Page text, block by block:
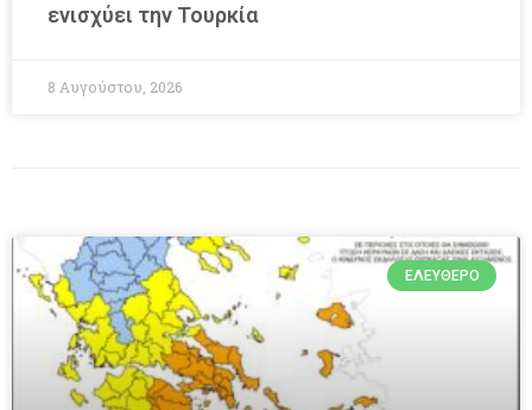
ενισχύει την Τουρκία
8 Αυγούστου, 2026
ΕΛΕΎΘΕΡΟ